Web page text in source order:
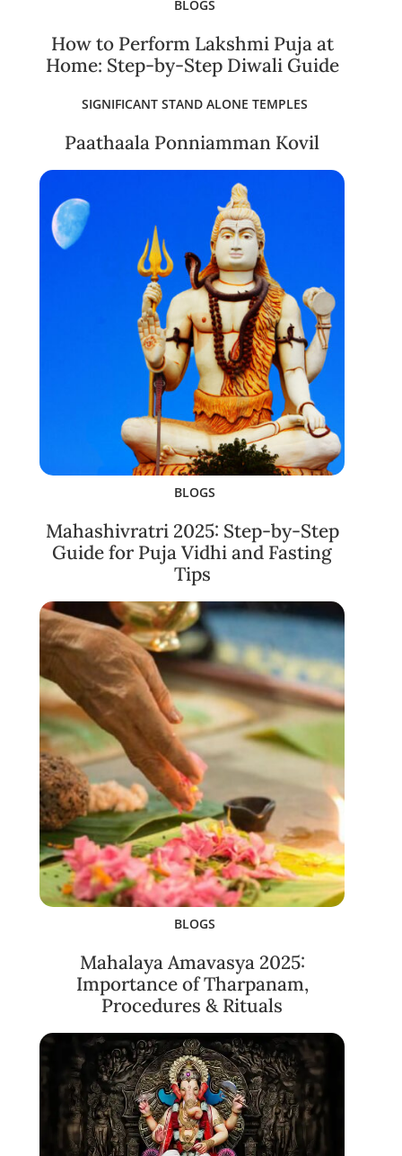
BLOGS
How to Perform Lakshmi Puja at
Home: Step-by-Step Diwali Guide
SIGNIFICANT STAND ALONE TEMPLES
Paathaala Ponniamman Kovil
BLOGS
Mahashivratri 2025: Step-by-Step
Guide for Puja Vidhi and Fasting
Tips
BLOGS
Mahalaya Amavasya 2025:
Importance of Tharpanam,
Procedures & Rituals